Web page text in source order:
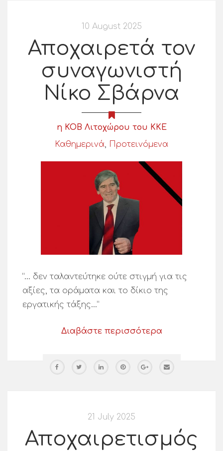
10 August 2025
Αποχαιρετά τον
συναγωνιστή
Νίκο Σβάρνα
η ΚΟΒ Λιτοχώρου του ΚΚΕ
Καθημερινά
Προτεινόμενα
“… δεν ταλαντεύτηκε ούτε στιγμή για τις
αξίες, τα οράματα και το δίκιο της
εργατικής τάξης…”
Διαβάστε περισσότερα
21 July 2025
Αποχαιρετισμός